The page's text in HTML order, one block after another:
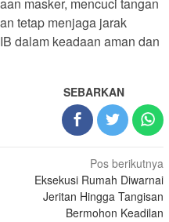
masker, mencuci tangan
tetap menjaga jarak
dalam keadaan aman dan
SEBARKAN
Pos berikutnya
Eksekusi Rumah Diwarnai
Jeritan Hingga Tangisan
Bermohon Keadilan